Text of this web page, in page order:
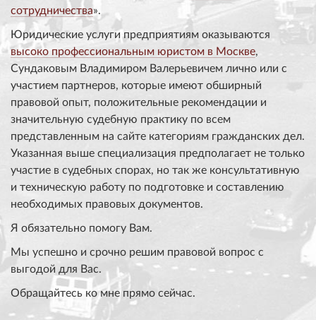
сотрудничества».
Юридические услуги предприятиям оказываются
высоко профессиональным юристом в Москве,
Сундаковым Владимиром Валерьевичем лично или с
участием партнеров, которые имеют обширный
правовой опыт, положительные рекомендации и
значительную судебную практику по всем
представленным на сайте категориям гражданских дел.
Указанная выше специализация предполагает не только
участие в судебных спорах, но так же консультативную
и техническую работу по подготовке и составлению
необходимых правовых документов.
Я обязательно помогу Вам.
Мы успешно и срочно решим правовой вопрос с
выгодой для Вас.
Обращайтесь ко мне прямо сейчас.